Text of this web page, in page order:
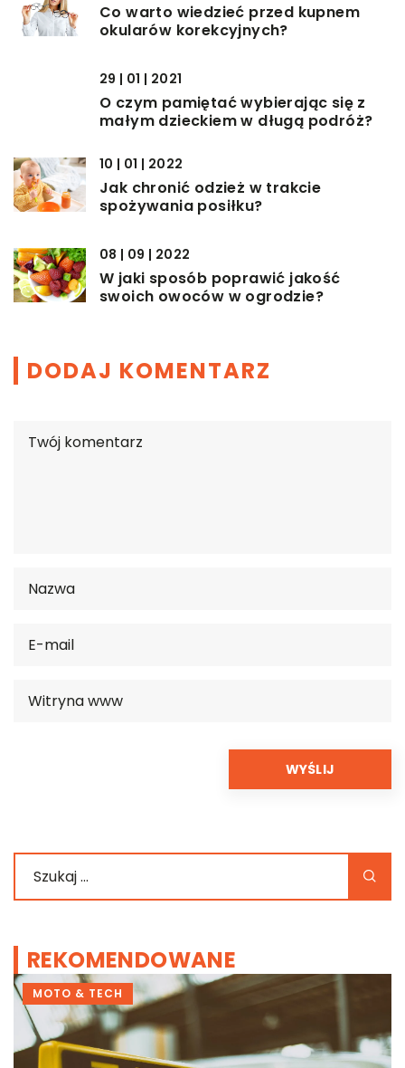
Co warto wiedzieć przed kupnem
okularów korekcyjnych?
29 | 01 | 2021
O czym pamiętać wybierając się z
małym dzieckiem w długą podróż?
10 | 01 | 2022
Jak chronić odzież w trakcie
spożywania posiłku?
08 | 09 | 2022
W jaki sposób poprawić jakość
swoich owoców w ogrodzie?
DODAJ KOMENTARZ
REKOMENDOWANE
MOTO & TECH